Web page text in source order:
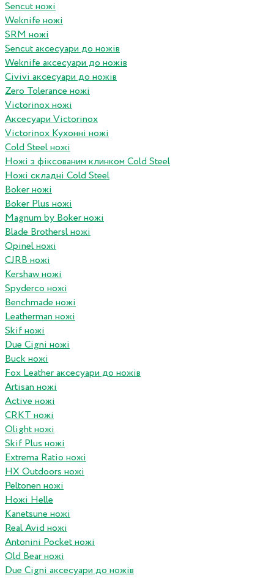
Sencut ножі
Weknife ножі
SRM ножі
Sencut аксесуари до ножів
Weknife аксесуари до ножів
Civivi аксесуари до ножів
Zero Tolerance ножі
Victorinox ножі
Аксесуари Victorinox
Victorinox Кухонні ножі
Cold Steel ножі
Ножі з фіксованим клинком Cold Steel
Ножі складні Cold Steel
Boker ножі
Boker Plus ножі
Magnum by Boker ножі
Blade Brothersl ножі
Opinel ножі
CJRB ножі
Kershaw ножі
Spyderco ножі
Benchmade ножі
Leatherman ножі
Skif ножі
Due Cigni ножі
Buck ножі
Fox Leather аксесуари до ножів
Artisan ножі
Active ножі
CRKT ножі
Olight ножі
Skif Plus ножі
Extrema Ratio ножі
HX Outdoors ножі
Peltonen ножі
Ножі Helle
Kanetsune ножі
Real Avid ножі
Antonini Pocket ножі
Old Bear ножі
Due Cigni аксесуари до ножів